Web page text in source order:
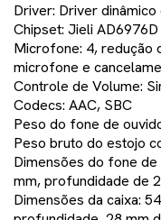
Driver: Driver dinâmico
Chipset: Jieli AD6976D
Microfone: 4, redução
microfone e
Controle de Volume:
Codecs: AAC, SBC
Peso do fone de
Peso bruto do estojo
Dimensões do fone
mm, profundidade de
Dimensões da caixa: